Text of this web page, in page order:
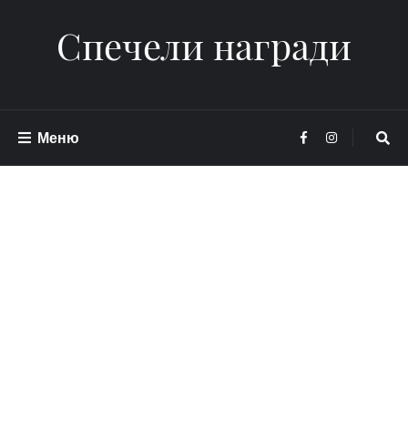
Спечели награди
Меню